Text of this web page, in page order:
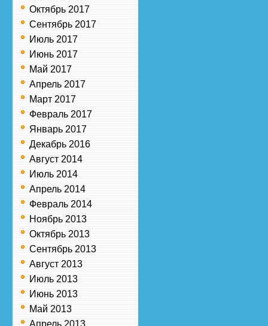
Октябрь 2017
Сентябрь 2017
Июль 2017
Июнь 2017
Май 2017
Апрель 2017
Март 2017
Февраль 2017
Январь 2017
Декабрь 2016
Август 2014
Июль 2014
Апрель 2014
Февраль 2014
Ноябрь 2013
Октябрь 2013
Сентябрь 2013
Август 2013
Июль 2013
Июнь 2013
Май 2013
Апрель 2013